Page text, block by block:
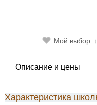
Мой выбор
Описание и цены
Характеристика